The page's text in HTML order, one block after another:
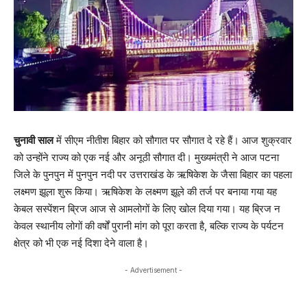
चुनावी सालमें सीएम नीतीश बिहार को सौगात पर सौगात दे रहे हैं। आज शुक्रवार
को उन्होंने राज्य को एक नई और अनूठी सौगात दी। मुख्यमंत्री ने आज पटना
जिले के पुनपुन में पुनपुन नदी पर उत्तराखंड के ऋषिकेश के जैसा बिहार का पहला
लक्ष्मण झूला शुरू किया। ऋषिकेश के लक्ष्मण झूले की तर्ज पर बनाया गया यह
केबल सस्पेंशन ब्रिज आज से आमलोगों के लिए खोल दिया गया। यह ब्रिज न
केवल स्थानीय लोगों की वर्षों पुरानी मांग को पूरा करता है, बल्कि राज्य के पर्यटन
क्षेत्र को भी एक नई दिशा देने वाला है।
- Advertisement -